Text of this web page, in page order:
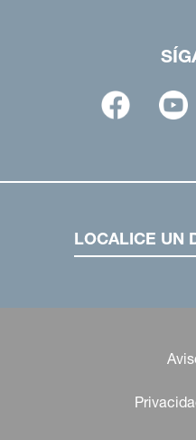
LOCALICE UN